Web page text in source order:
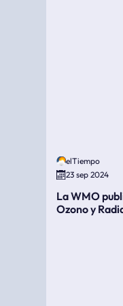
elTiempo
23 sep 2024
La WMO
Ozono y